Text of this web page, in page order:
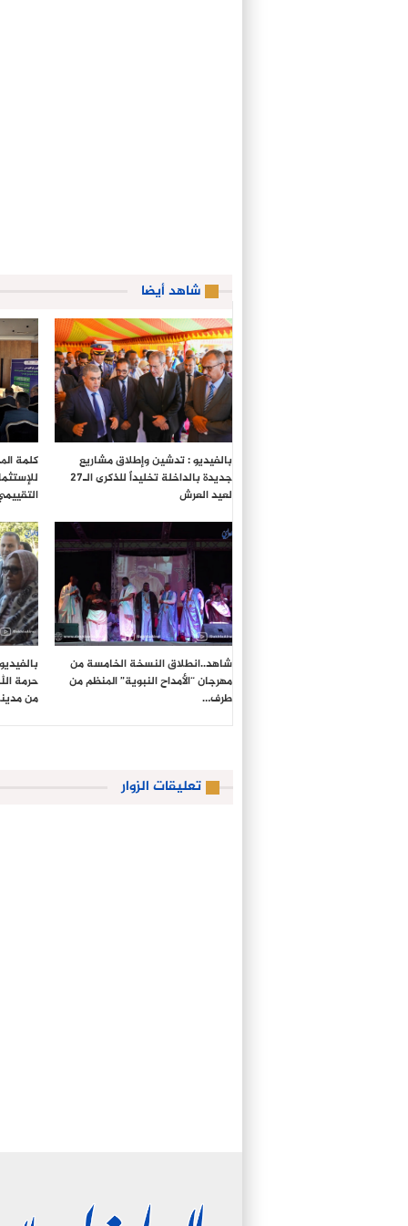
شاهد أيضا
بالفيديو : تدشين وإطلاق مشاريع
جديدة بالداخلة تخليداً للذكرى الـ27
لعيد العرش
كلمة
شاهد..انطلاق النسخة الخامسة من
مهرجان “الأمداح النبوية” المنظم من
طرف…
حرمة
من
تعليقات الزوار